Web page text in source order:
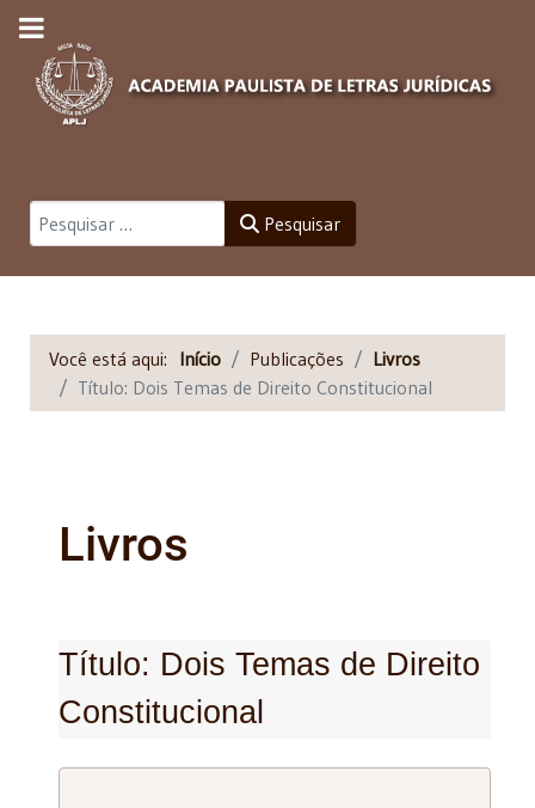
Pesquisar Pesquisar
Você está aqui: Início Publicações
Livros
Título: Dois Temas de Direito Constitucional
Livros
Título: Dois Temas de Direito
Constitucional